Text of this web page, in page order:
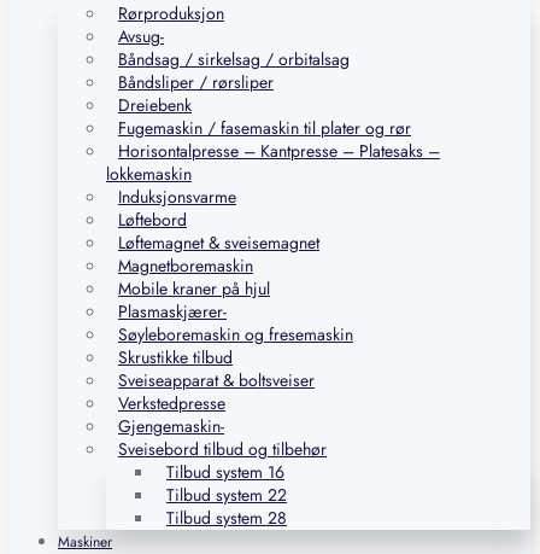
Rørproduksjon
Avsug-
Båndsag / sirkelsag / orbitalsag
Båndsliper / rørsliper
Dreiebenk
Fugemaskin / fasemaskin til plater og rør
Horisontalpresse – Kantpresse – Platesaks –
lokkemaskin
Induksjonsvarme
Løftebord
Løftemagnet & sveisemagnet
Magnetboremaskin
Mobile kraner på hjul
Plasmaskjærer-
Søyleboremaskin og fresemaskin
Skrustikke tilbud
Sveiseapparat & boltsveiser
Verkstedpresse
Gjengemaskin-
Sveisebord tilbud og tilbehør
Tilbud system 16
Tilbud system 22
Tilbud system 28
Maskiner